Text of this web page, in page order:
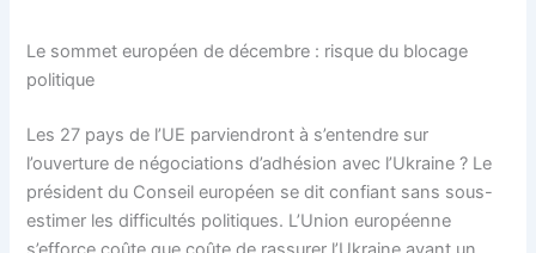
Le sommet européen de décembre : risque du blocage
politique
Les 27 pays de l’UE parviendront à s’entendre sur
l’ouverture de négociations d’adhésion avec l’Ukraine ? Le
président du Conseil européen se dit confiant sans sous-
estimer les difficultés politiques. L’Union européenne